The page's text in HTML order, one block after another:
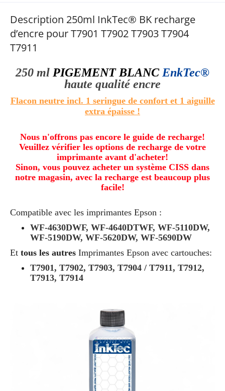
Description 250ml InkTec® BK recharge
d’encre pour T7901 T7902 T7903 T7904
T7911
250 ml PIGEMENT BLANC EnkTec®
haute qualitéencre
Flacon neutre incl. 1 seringue de confort et 1 aiguille
extra épaisse !
Nous n'offrons pas encore le guide de recharge!
Veuillez vérifier les options de recharge de votre
imprimante avant d'acheter!
Sinon, vous pouvez acheter un système CISS dans
notre magasin, avec la recharge est beaucoup plus
facile!
Compatible avec les imprimantes Epson :
WF-4630DWF, WF-4640DTWF, WF-5110DW,
WF-5190DW, WF-5620DW, WF-5690DW
Et tous les autres Imprimantes Epson avec cartouches:
T7901, T7902, T7903, T7904 / T7911, T7912,
T7913, T7914